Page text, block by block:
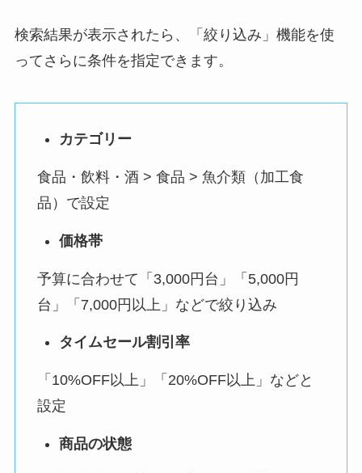
検索結果が表示されたら、「絞り込み」機能を使
ってさらに条件を指定できます。
カテゴリー
食品・飲料・酒 > 食品 > 魚介類（加工食
品）で設定
価格帯
予算に合わせて「3,000円台」「5,000円
台」「7,000円以上」などで絞り込み
タイムセール割引率
「10%OFF以上」「20%OFF以上」などと
設定
商品の状態